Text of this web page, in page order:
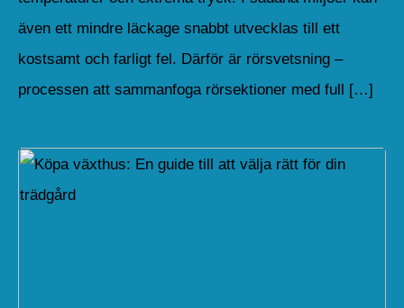
även ett mindre läckage snabbt utvecklas till ett
kostsamt och farligt fel. Därför är rörsvetsning –
processen att sammanfoga rörsektioner med full […]